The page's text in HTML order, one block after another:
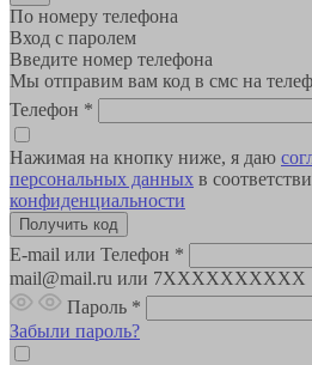
По номеру телефона
Вход с паролем
Введите номер телефона
Мы отправим вам код в смс на
Телефон *
Нажимая на кнопку ниже, я даю
персональных данных в
конфиденциальности
E-mail или Телефон *
mail@mail.ru или 7XXXXXXXXXX
Пароль *
Забыли пароль?